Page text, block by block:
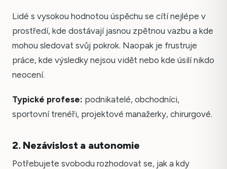
Lidé s vysokou hodnotou úspěchu se cítí nejlépe v
prostředí, kde dostávají jasnou zpětnou vazbu a kde
mohou sledovat svůj pokrok. Naopak je frustruje
práce, kde výsledky nejsou vidět nebo kde úsilí nikdo
neocení.
Typické profese: podnikatelé, obchodníci,
sportovní trenéři, projektové manažerky, chirurgové.
2. Nezávislost a autonomie
Potřebujete svobodu rozhodovat se, jak a kdy